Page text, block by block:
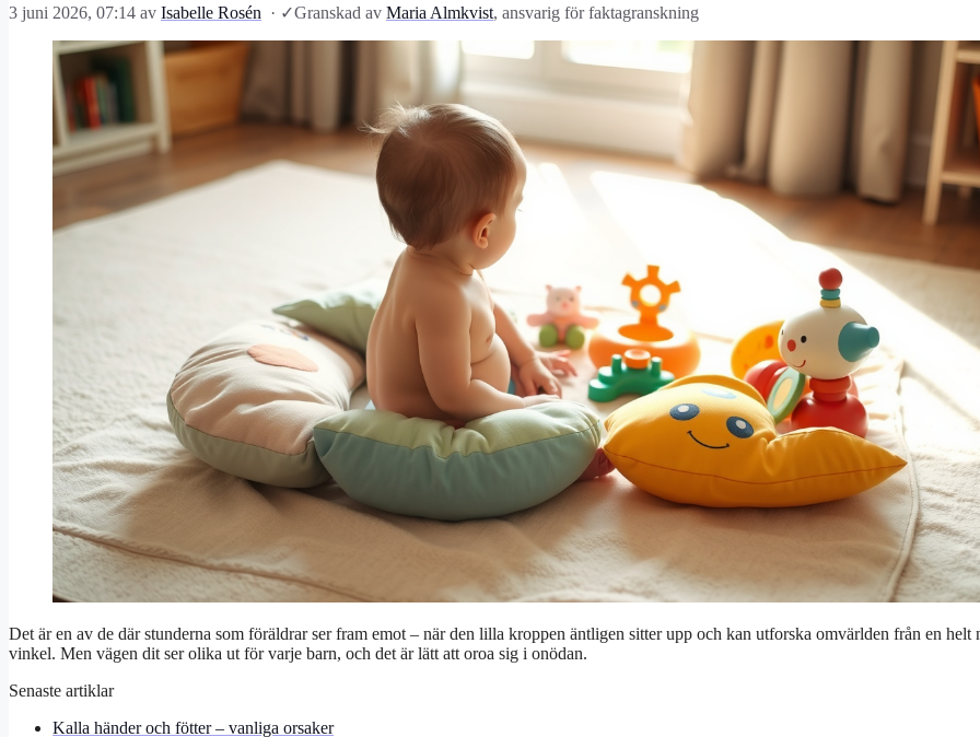
3 juni 2026, 07:14 av Isabelle Rosén · ✓Granskad av Maria Almkvist, ansvarig för faktagranskning
Det är en av de där stunderna som föräldrar ser fram emot – när den lilla kroppen äntligen sitter upp och kan utforska omvärlden från en helt
vinkel. Men vägen dit ser olika ut för varje barn, och det är lätt att oroa sig i onödan.
Senaste artiklar
Kalla händer och fötter – vanliga orsaker